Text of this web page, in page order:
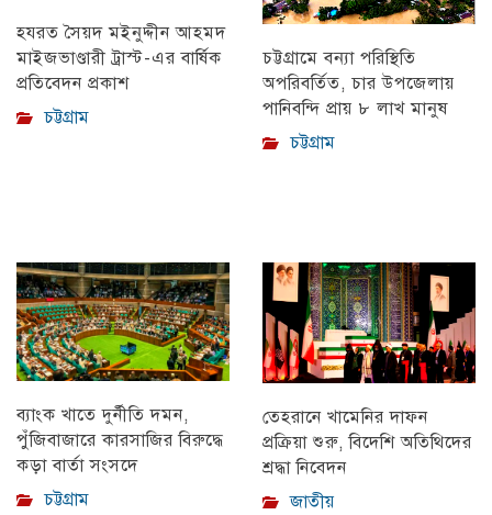
হযরত সৈয়দ মইনুদ্দীন আহমদ
মাইজভাণ্ডারী ট্রাস্ট-এর বার্ষিক
প্রতিবেদন প্রকাশ
চট্টগ্রাম
চট্টগ্রামে বন্যা পরিস্থিতি
অপরিবর্তিত, চার উপজেলায়
পানিবন্দি প্রায় ৮ লাখ মানুষ
চট্টগ্রাম
ব্যাংক খাতে দুর্নীতি দমন,
পুঁজিবাজারে কারসাজির বিরুদ্ধে
কড়া বার্তা সংসদে
চট্টগ্রাম
তেহরানে খামেনির দাফন
প্রক্রিয়া শুরু, বিদেশি অতিথিদের
শ্রদ্ধা নিবেদন
জাতীয়